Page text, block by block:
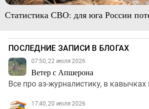
Статистика СВО: для юга России
ПОСЛЕДНИЕ ЗАПИСИ В БЛОГАХ
07:50, 22 июля 2026
Ветер с Апшерона
Все про аз-журналистику, в кавычках
17:40, 20 июля 2026